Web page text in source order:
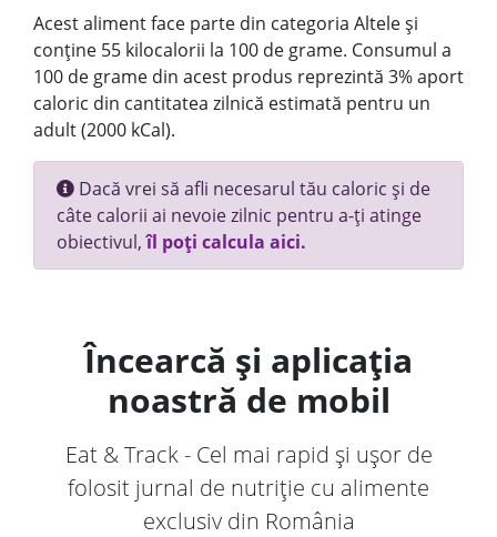
Acest aliment face parte din categoria Altele și
conține 55 kilocalorii la 100 de grame. Consumul a
100 de grame din acest produs reprezintă 3% aport
caloric din cantitatea zilnică estimată pentru un
adult (2000 kCal).
Dacă vrei să afli necesarul tău caloric și de
câte calorii ai nevoie zilnic pentru a-ți atinge
obiectivul,îl poți calcula aici.
Încearcă și aplicația
noastră de mobil
Eat & Track - Cel mai rapid și ușor de
folosit jurnal de nutriție cu alimente
exclusiv din România